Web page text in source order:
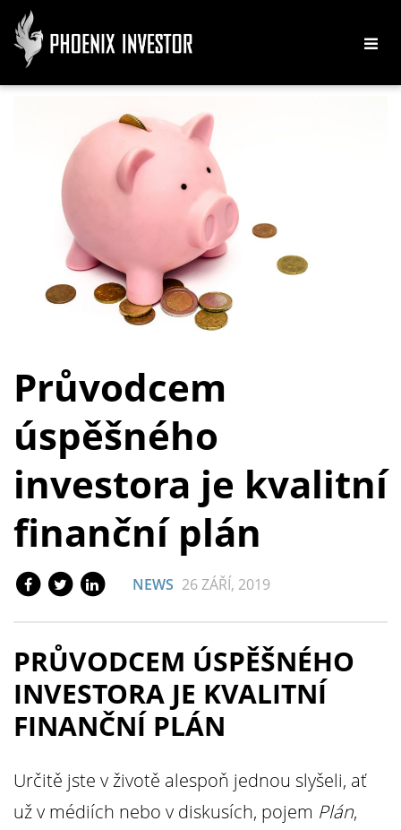
Průvodcem
úspěšného
investora je kvalitní
finanční plán
NEWS 26 ZÁŘÍ, 2019
PRŮVODCEM ÚSPĚŠNÉHO
INVESTORA JE KVALITNÍ
FINANČNÍ PLÁN
Určitě jste v životě alespoň jednou slyšeli, ať
už v médiích nebo v diskusích, pojem Plán,